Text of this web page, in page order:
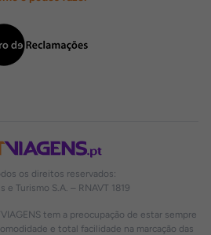
os direitos reservados:
e Turismo S.A. – RNAVT 1819
tem a preocupação de estar sempre
e total facilidade na marcação das